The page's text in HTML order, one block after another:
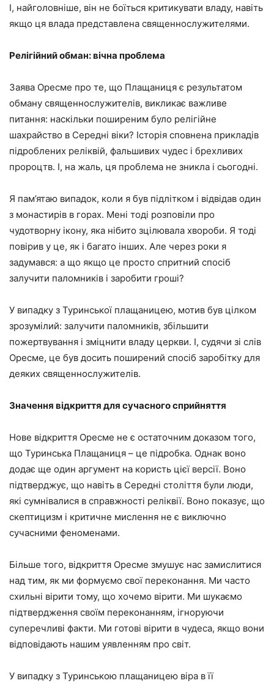
І, найголовніше, він не боїться критикувати владу, навіть
якщо ця влада представлена священнослужителями.
Релігійний обман: вічна проблема
Заява Оресме про те, що Плащаниця є результатом
обману священнослужителів, викликає важливе
питання: наскільки поширеним було релігійне
шахрайство в Середні віки? Історія сповнена прикладів
підроблених реліквій, фальшивих чудес і брехливих
пророцтв. І, на жаль, ця проблема не зникла і сьогодні.
Я пам’ятаю випадок, коли я був підлітком і відвідав один
з монастирів в горах. Мені тоді розповіли про
чудотворну ікону, яка нібито зцілювала хвороби. Я тоді
повірив у це, як і багато інших. Але через роки я
задумався: а що якщо це просто спритний спосіб
залучити паломників і заробити гроші?
У випадку з Туринської плащаницею, мотив був цілком
зрозумілий: залучити паломників, збільшити
пожертвування і зміцнити владу церкви. І, судячи зі слів
Оресме, це був досить поширений спосіб заробітку для
деяких священнослужителів.
Значення відкриття для сучасного сприйняття
Нове відкриття Оресме не є остаточним доказом того,
що Туринська Плащаниця – це підробка. Однак воно
додає ще один аргумент на користь цієї версії. Воно
підтверджує, що навіть в Середні століття були люди,
які сумнівалися в справжності реліквії. Воно показує, що
скептицизм і критичне мислення не є виключно
сучасними феноменами.
Більше того, відкриття Оресме змушує нас замислитися
над тим, як ми формуємо свої переконання. Ми часто
схильні вірити тому, що хочемо вірити. Ми шукаємо
підтвердження своїм переконанням, ігноруючи
суперечливі факти. Ми готові вірити в чудеса, якщо вони
відповідають нашим уявленням про світ.
У випадку з Туринською плащаницею віра в її